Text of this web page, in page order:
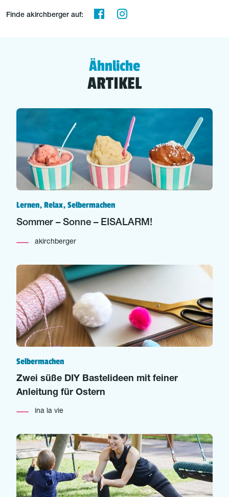
Finde akirchberger auf:
Ähnliche
ARTIKEL
Lernen, Relax, Selbermachen
Sommer – Sonne – EISALARM!
akirchberger
Selbermachen
Zwei süße DIY Bastelideen mit feiner
Anleitung für Ostern
ina la vie